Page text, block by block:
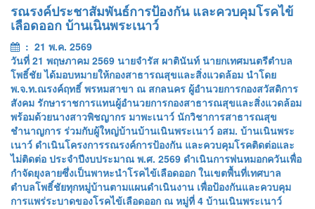
รณรงค์ประชาสัมพันธ์การป้องกัน และควบคุมโรคไข้
เลือดออก บ้านเนินพระเนาว์
: 21 พ.ค. 2569
วันที่ 21 พฤษภาคม 2569 นายจำรัส ผาตินันท์ นายกเทศมนตรีตำบล
โพธิ์ชัย ได้มอบหมายให้กองสาธารณสุขและสิ่งแวดล้อม นำโดย
พ.จ.ท.ณรงค์ฤทธิ์ พรหมสาขา ณ สกลนคร ผู้อำนวยการกองสวัสดิการ
สังคม รักษาราชการแทนผู้อำนวยการกองสาธารณสุขและสิ่งแวดล้อม
พร้อมด้วยนางสาวพิชญากร มาพะเนาว์ นักวิชาการสาธารณสุข
ชำนาญการ ร่วมกับผู้ใหญ่บ้านบ้านเนินพระเนาว์ อสม. บ้านเนินพระ
เนาว์ ดำเนินโครงการรณรงค์การป้องกัน และควบคุมโรคติดต่อและ
ไม่ติดต่อ ประจำปีงบประมาณ พ.ศ. 2569 ดำเนินการพ่นหมอกควันเพื่อ
กำจัดยุงลายซึ่งเป็นพาหะนำโรคไข้เลือดออก ในเขตพื้นที่เทศบาล
ตำบลโพธิ์ชัยทุกหมู่บ้านตามแผนดำเนินงาน เพื่อป้องกันและควบคุม
การแพร่ระบาดของโรคไข้เลือดออก ณ หมู่ที่ 4 บ้านเนินพระเนาว์